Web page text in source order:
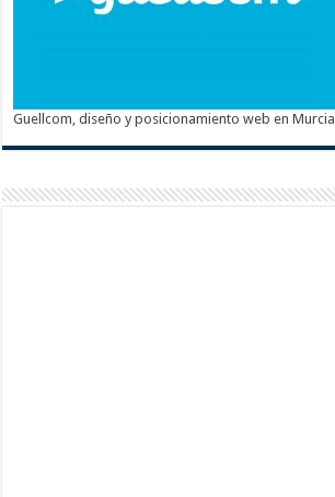
Guellcom, diseño y posicionamiento web en Murcia